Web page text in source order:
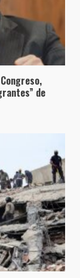
de